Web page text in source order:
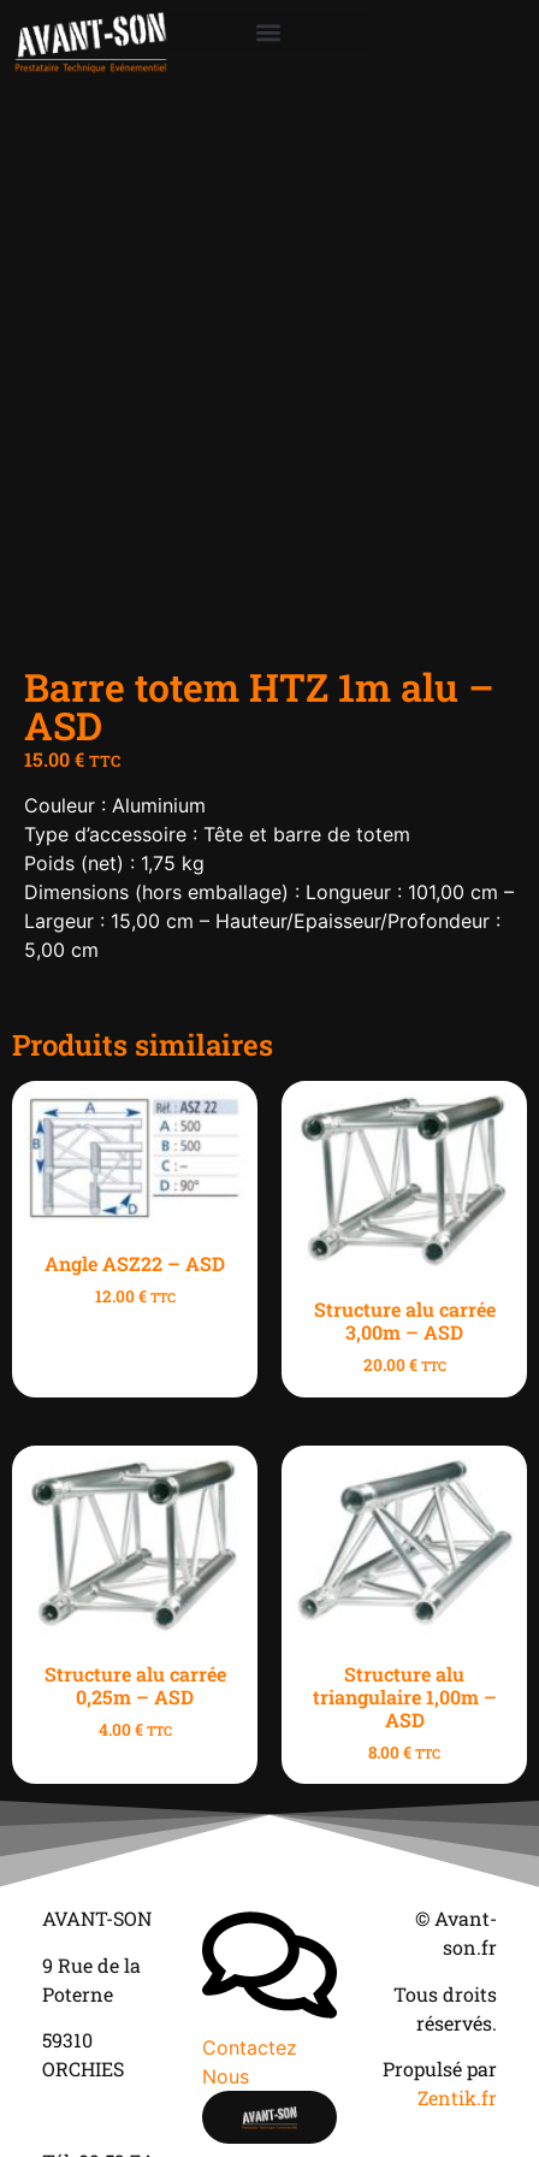
Barre totem HTZ 1m alu –
ASD
15.00€ TTC
Couleur : Aluminium
Type d’accessoire : Tête et barre de totem
Poids (net) : 1,75 kg
Dimensions (hors emballage) : Longueur : 101,00 cm –
Largeur : 15,00 cm – Hauteur/Epaisseur/Profondeur :
5,00 cm
Produits similaires
Angle ASZ22 – ASD
12.00€ TTC
Structure alu carrée
3,00m – ASD
20.00€ TTC
Structure alu carrée
0,25m – ASD
4.00€ TTC
Structure alu
triangulaire 1,00m –
ASD
8.00€ TTC
AVANT-SON
9 Rue de la
Poterne
59310
ORCHIES
Contactez
Nous
© Avant-
son.fr
Tous droits
réservés.
Propulsé par
Zentik.fr